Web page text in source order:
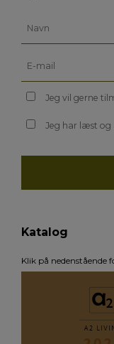
Jeg vil gerne
Jeg har læst og
Katalog
Klik på nedenstående